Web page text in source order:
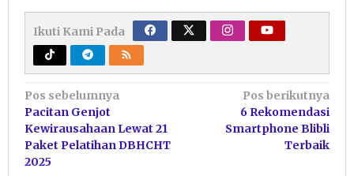
Ikuti Kami Pada
Navigasi
pos
Pos sebelumnya
Pacitan Genjot
Kewirausahaan Lewat 21
Paket Pelatihan DBHCHT
2025
Pos berikutnya
6 Rekomendasi
Smartphone Blibli
Terbaik